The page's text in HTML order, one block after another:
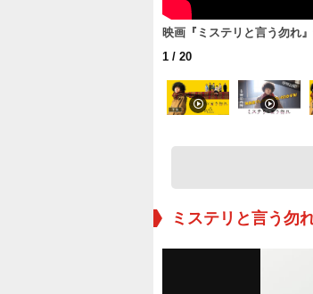
映画『ミステリと言う勿れ
1 / 20
ミステリと言う勿